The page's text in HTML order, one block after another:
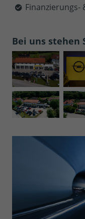
Finanzierungs-
Bei uns